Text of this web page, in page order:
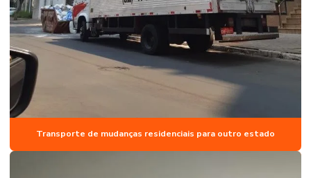
Transporte de mudanças residenciais para outro estado